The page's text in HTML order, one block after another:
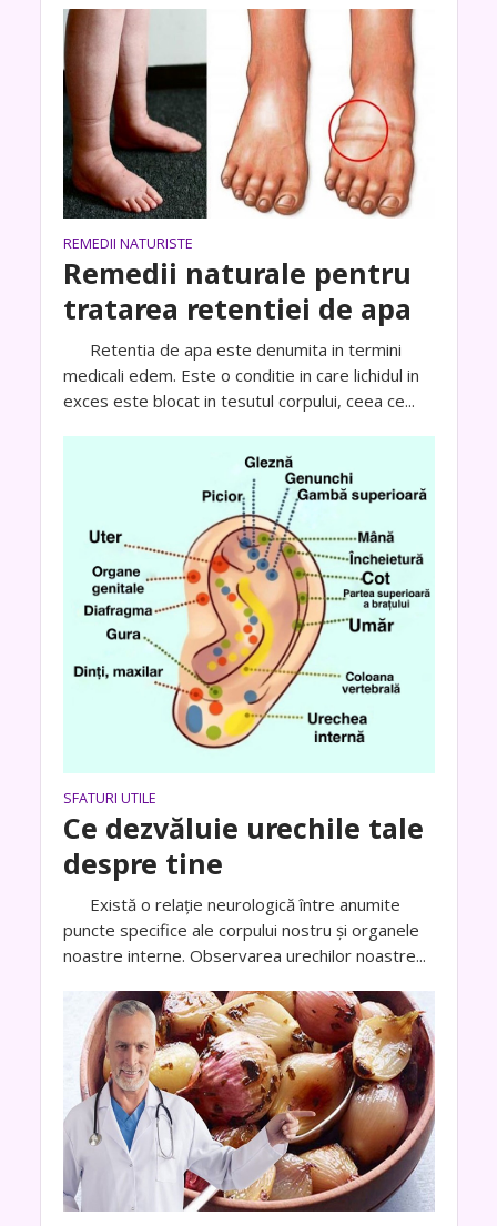
REMEDII NATURISTE
Remedii naturale pentru
tratarea retentiei de apa
Retentia de apa este denumita in termini
medicali edem. Este o conditie in care lichidul in
exces este blocat in tesutul corpului, ceea ce...
SFATURI UTILE
Ce dezvăluie urechile tale
despre tine
Există o relație neurologică între anumite
puncte specifice ale corpului nostru și organele
noastre interne. Observarea urechilor noastre...